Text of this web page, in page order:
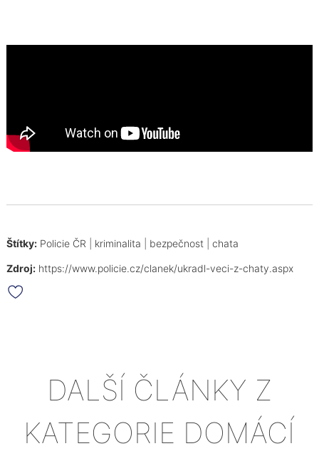
Štítky: Policie ČR kriminalita bezpečnost chata
Zdroj:https://www.policie.cz/clanek/ukradl-veci-z-chaty.aspx
DALŠÍ ČLÁNKY Z
KATEGORIE DOMÁCÍ